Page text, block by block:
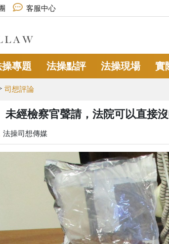
客服中心
專題 法操點評 法操現場 實
司想評論
未經檢察官聲請，法院可以直接
法操司想傳媒